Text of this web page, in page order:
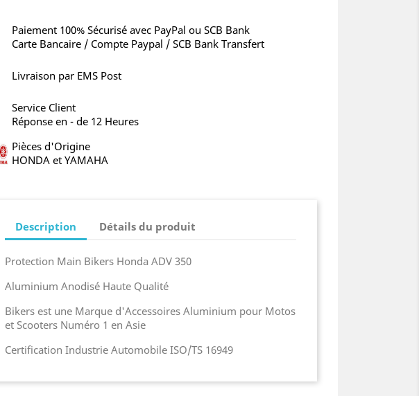
Paiement 100% Sécurisé avec PayPal ou SCB Bank
Carte Bancaire / Compte Paypal / SCB Bank Transfert
Livraison par EMS Post
Service Client
Réponse en - de 12 Heures
Pièces d'Origine
HONDA et YAMAHA
Description Détails du produit
Protection Main Bikers Honda ADV 350
Aluminium Anodisé Haute Qualité
Bikers est une Marque d'Accessoires Aluminium pour Motos
et Scooters Numéro 1 en Asie
Certification Industrie Automobile ISO/TS 16949